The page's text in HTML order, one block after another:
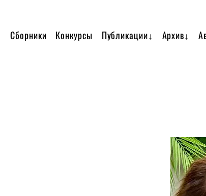
Сборники Конкурсы Публикации↓ Архив↓